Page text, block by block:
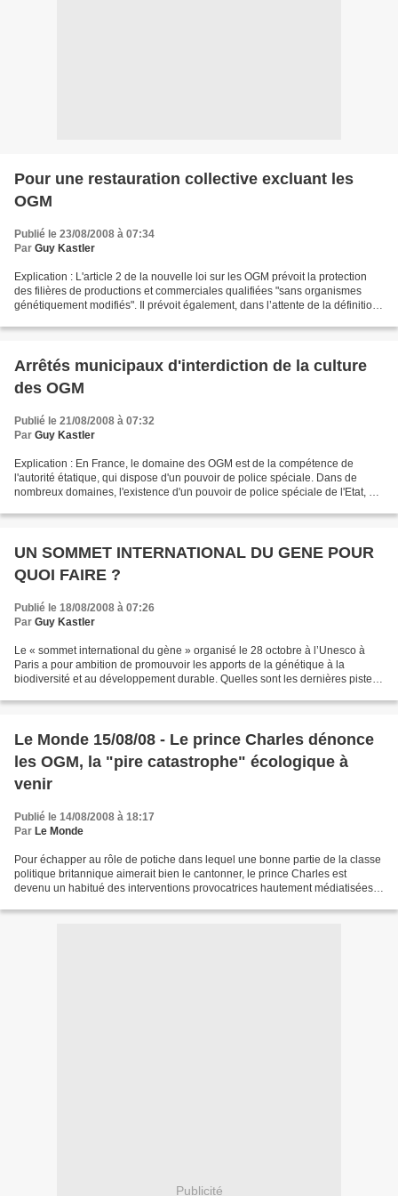
Pour une restauration collective excluant les
OGM
Publié le 23/08/2008 à 07:34
Par Guy Kastler
Explication : L'article 2 de la nouvelle loi sur les OGM prévoit la protection
des filières de productions et commerciales qualifiées "sans organismes
génétiquement modifiés". Il prévoit également, dans l’attente de la définition
Arrêtés municipaux d'interdiction de la culture
des OGM
Publié le 21/08/2008 à 07:32
Par Guy Kastler
Explication : En France, le domaine des OGM est de la compétence de
l'autorité étatique, qui dispose d'un pouvoir de police spéciale. Dans de
nombreux domaines, l'existence d'un pouvoir de police spéciale de l'Etat, ne
UN SOMMET INTERNATIONAL DU GENE POUR
QUOI FAIRE ?
Publié le 18/08/2008 à 07:26
Par Guy Kastler
Le « sommet international du gène » organisé le 28 octobre à l’Unesco à
Paris a pour ambition de promouvoir les apports de la génétique à la
biodiversité et au développement durable. Quelles sont les dernières pistes
Le Monde 15/08/08 - Le prince Charles dénonce
les OGM, la "pire catastrophe" écologique à
venir
Publié le 14/08/2008 à 18:17
Par Le Monde
Pour échapper au rôle de potiche dans lequel une bonne partie de la classe
politique britannique aimerait bien le cantonner, le prince Charles est
devenu un habitué des interventions provocatrices hautement médiatisées.
Publicité